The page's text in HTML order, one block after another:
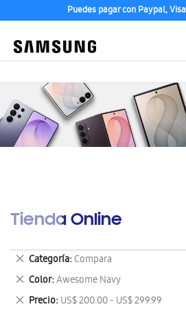
Puedes pagar con Paypal,
Tienda Online
Categoría Compara
Eliminar
este
artículo
Color Awesome Navy
Eliminar
este
Precio US$ 200.00 - US$ 299.99
Eliminar